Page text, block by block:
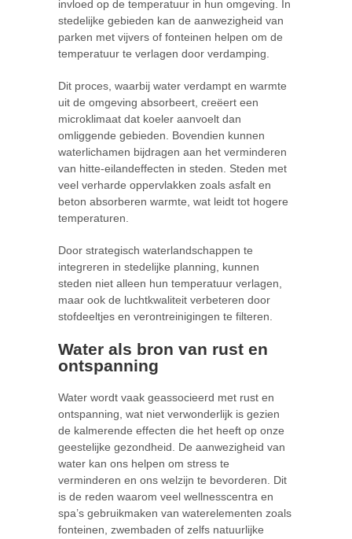
invloed op de temperatuur in hun omgeving. In
stedelijke gebieden kan de aanwezigheid van
parken met vijvers of fonteinen helpen om de
temperatuur te verlagen door verdamping.
Dit proces, waarbij water verdampt en warmte
uit de omgeving absorbeert, creëert een
microklimaat dat koeler aanvoelt dan
omliggende gebieden. Bovendien kunnen
waterlichamen bijdragen aan het verminderen
van hitte-eilandeffecten in steden. Steden met
veel verharde oppervlakken zoals asfalt en
beton absorberen warmte, wat leidt tot hogere
temperaturen.
Door strategisch waterlandschappen te
integreren in stedelijke planning, kunnen
steden niet alleen hun temperatuur verlagen,
maar ook de luchtkwaliteit verbeteren door
stofdeeltjes en verontreinigingen te filteren.
Water als bron van rust en
ontspanning
Water wordt vaak geassocieerd met rust en
ontspanning, wat niet verwonderlijk is gezien
de kalmerende effecten die het heeft op onze
geestelijke gezondheid. De aanwezigheid van
water kan ons helpen om stress te
verminderen en ons welzijn te bevorderen. Dit
is de reden waarom veel wellnesscentra en
spa’s gebruikmaken van waterelementen zoals
fonteinen, zwembaden of zelfs natuurlijke